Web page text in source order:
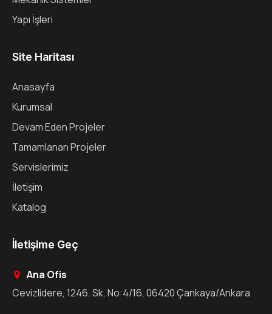
Yapı İşleri
Site Haritası
Anasayfa
Kurumsal
Devam Eden Projeler
Tamamlanan Projeler
Servislerimiz
İletişim
Katalog
İletişime Geç
Ana Ofis
Cevizlidere, 1246. Sk. No:4/16, 06420 Çankaya/Ankara